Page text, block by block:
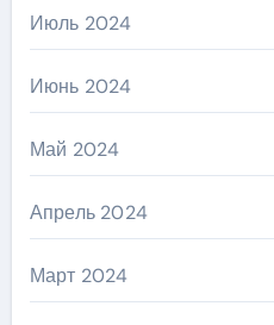
Июль 2024
Июнь 2024
Май 2024
Апрель 2024
Март 2024